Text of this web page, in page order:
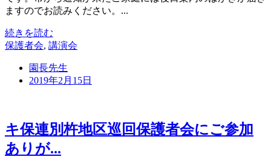
ますのでお読みください。...
続きを読む
保護者会, 講演会
園長先生
2019年2月15日
キ保連別杵地区巡回保護者会にご参加
ありが...